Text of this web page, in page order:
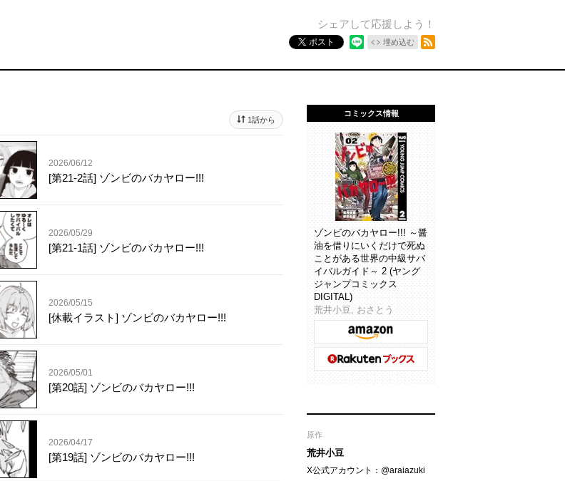
シェアして応援しよう！
ポスト 埋め込む
1話から
2026/06/12
[第21-2話] ゾンビのバカヤロー!!!
2026/05/29
[第21-1話] ゾンビのバカヤロー!!!
2026/05/15
[休載イラスト] ゾンビのバカヤロー!!!
2026/05/01
[第20話] ゾンビのバカヤロー!!!
2026/04/17
[第19話] ゾンビのバカヤロー!!!
コミックス情報
ゾンビのバカヤロー!!! ～醤
油を借りにいくだけで死ぬ
ことがある世界の中級サバ
イバルガイド～ 2 (ヤング
ジャンプコミックス
DIGITAL)
荒井小豆, おさとう
原作
荒井小豆
X公式アカウント：@araiazuki